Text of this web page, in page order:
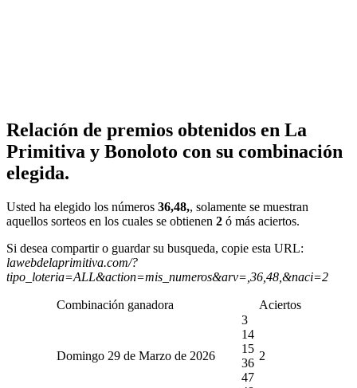
Relación de premios obtenidos en La
Primitiva y Bonoloto con su combinación
elegida.
Usted ha elegido los números 36,48,, solamente se muestran
aquellos sorteos en los cuales se obtienen 2 ó más aciertos.
Si desea compartir o guardar su busqueda, copie esta URL:
lawebdelaprimitiva.com/?
tipo_loteria=ALL&action=mis_numeros&arv=,36,48,&naci=2
Combinación ganadora Aciertos
Domingo 29 de Marzo de 2026
3
14
15
36
47
2